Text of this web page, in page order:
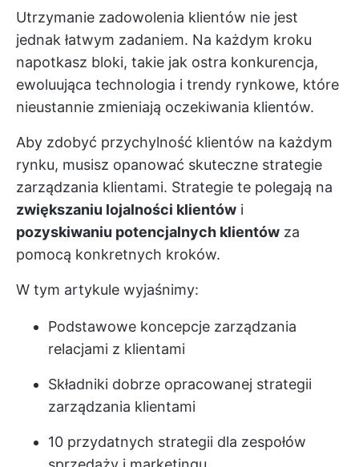
Utrzymanie zadowolenia klientów nie jest
jednak łatwym zadaniem. Na każdym kroku
napotkasz bloki, takie jak ostra konkurencja,
ewoluująca technologia i trendy rynkowe, które
nieustannie zmieniają oczekiwania klientów.
Aby zdobyć przychylność klientów na każdym
rynku, musisz opanować skuteczne strategie
zarządzania klientami. Strategie te polegają na
zwiększaniu lojalności klientów i
pozyskiwaniu potencjalnych klientów za
pomocą konkretnych kroków.
W tym artykule wyjaśnimy:
Podstawowe koncepcje zarządzania
relacjami z klientami
Składniki dobrze opracowanej strategii
zarządzania klientami
10 przydatnych strategii dla zespołów